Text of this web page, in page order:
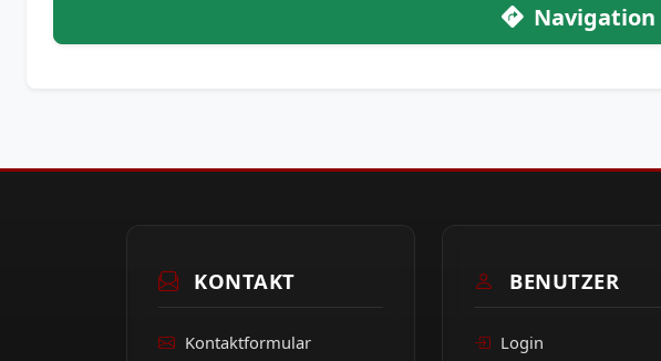
KONTAKT
Kontaktformular
BENUTZER
Login